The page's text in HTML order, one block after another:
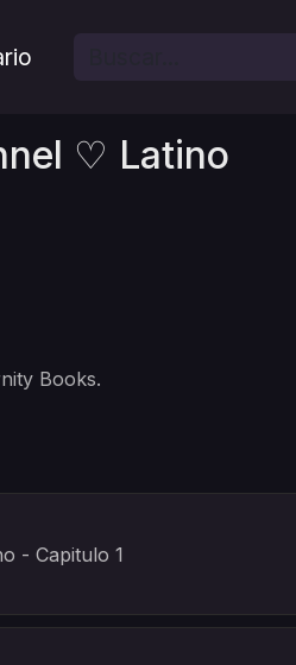
♡ Latino
Books.
- Capitulo 1